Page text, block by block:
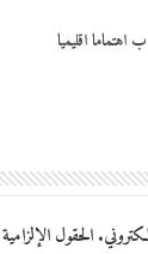
اقليميا
الحقول